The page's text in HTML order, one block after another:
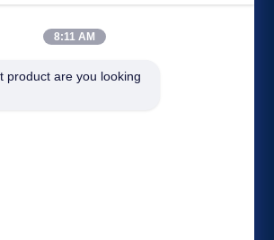
Antrag Ein Zitat
8:11 AM
product are you looking